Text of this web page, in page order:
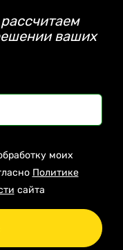
ваших
моих
Политике
сайта